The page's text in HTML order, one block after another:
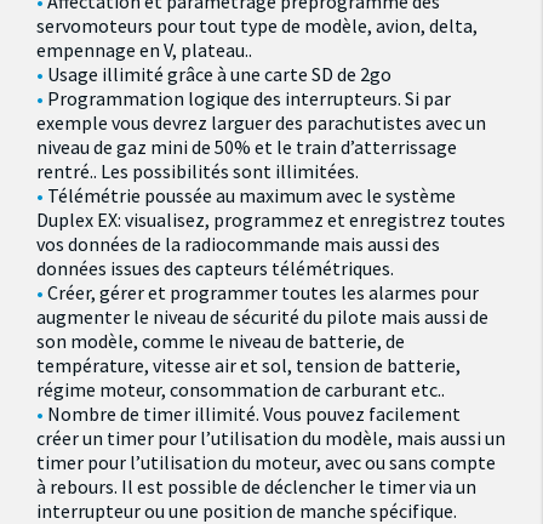
servomoteurs pour tout type de modèle, avion, delta,
empennage en V, plateau..
Usage illimité grâce à une carte SD de 2go
Programmation logique des interrupteurs. Si par
exemple vous devrez larguer des parachutistes avec un
niveau de gaz mini de 50% et le train d’atterrissage
rentré.. Les possibilités sont illimitées.
Télémétrie poussée au maximum avec le système
Duplex EX: visualisez, programmez et enregistrez toutes
vos données de la radiocommande mais aussi des
données issues des capteurs télémétriques.
Créer, gérer et programmer toutes les alarmes pour
augmenter le niveau de sécurité du pilote mais aussi de
son modèle, comme le niveau de batterie, de
température, vitesse air et sol, tension de batterie,
régime moteur, consommation de carburant etc..
Nombre de timer illimité. Vous pouvez facilement
créer un timer pour l’utilisation du modèle, mais aussi un
timer pour l’utilisation du moteur, avec ou sans compte
à rebours. Il est possible de déclencher le timer via un
interrupteur ou une position de manche spécifique.